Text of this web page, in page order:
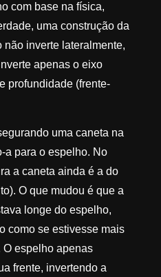
com base na física,
uma construção da
não inverte lateralmente,
apenas o eixo
profundidade (frente-
uma caneta na
a para o espelho. No
a caneta ainda é a do
O que mudou é que a
longe do espelho,
como se estivesse mais
O espelho apenas
frente, invertendo a